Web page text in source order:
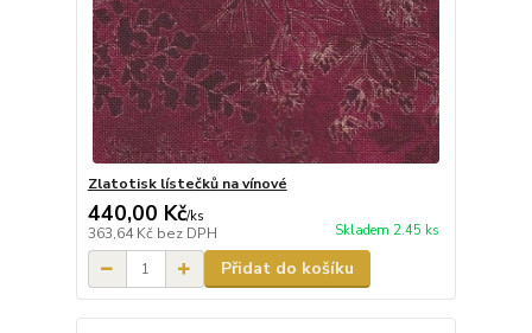
Zlatotisk lístečků na vínové
440,00 Kč/ks
363,64 Kč bez DPH Skladem 2.45 ks
Přidat do košíku